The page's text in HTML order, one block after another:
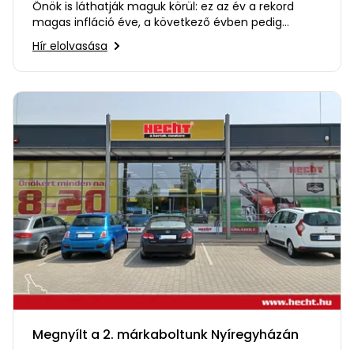
Önök is láthatják maguk körül: ez az év a rekord
magas infláció éve, a következő évben pedig
várhatóan marad ez a…
Hír elolvasása
Megnyílt a 2. márkaboltunk Nyíregyházán